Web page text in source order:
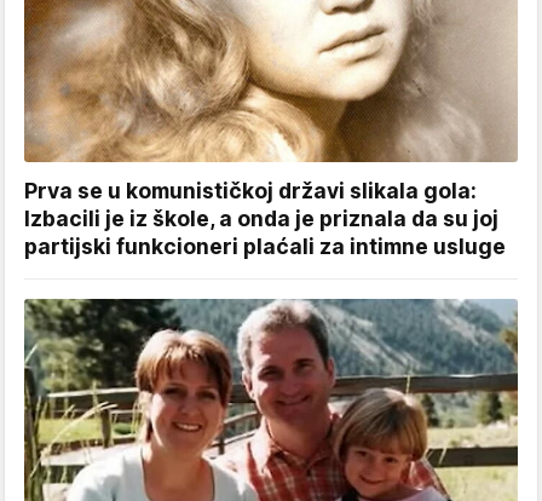
Prva se u komunističkoj državi slikala gola:
Izbacili je iz škole, a onda je priznala da su joj
partijski funkcioneri plaćali za intimne usluge